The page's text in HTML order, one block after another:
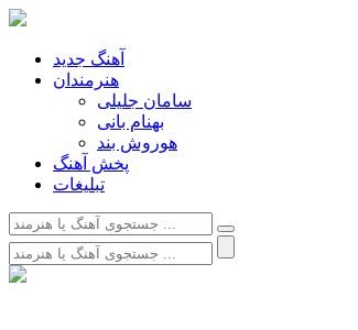
آهنگ جدید
هنرمندان
سامان جلیلی
بهنام بانی
هوروش بند
پخش آهنگ
تبلیغات